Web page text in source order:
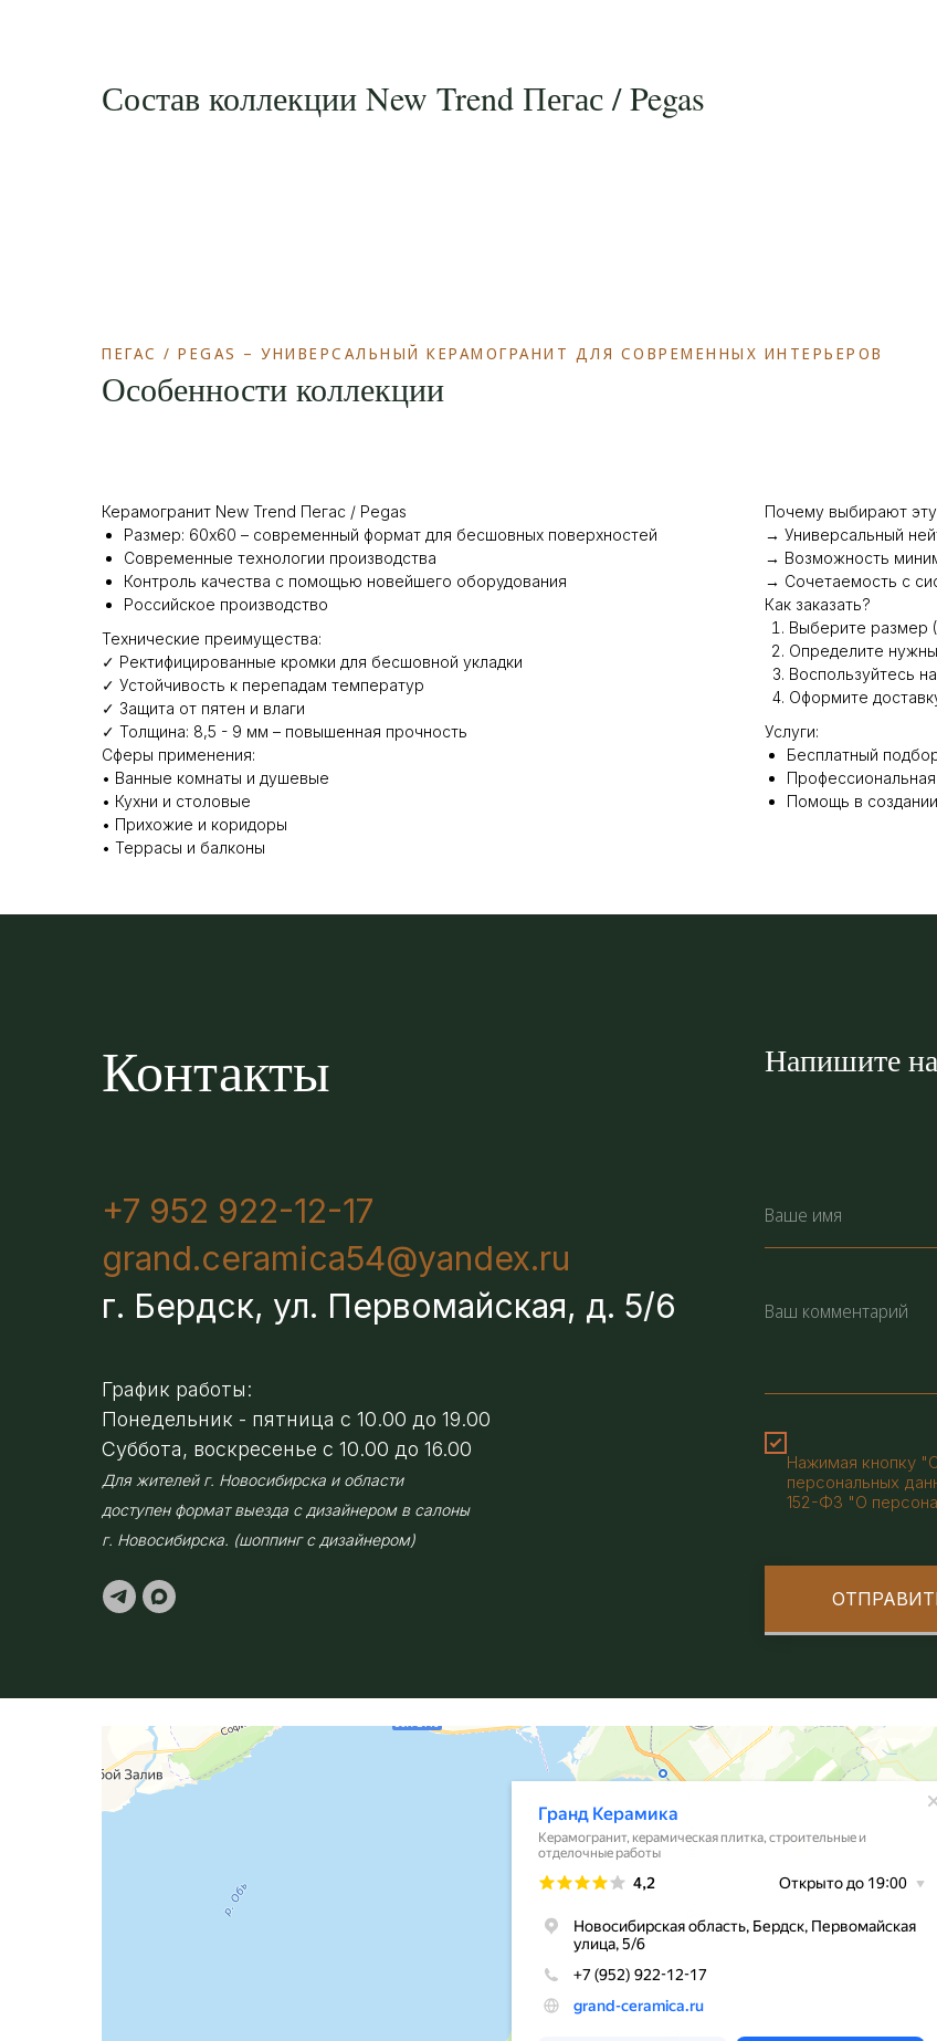
Состав коллекции New Trend Пегас / Pegas
ПЕГАС / PEGAS – УНИВЕРСАЛЬНЫЙ КЕРАМОГРАНИТ ДЛЯ СОВРЕМЕННЫХ ИНТЕРЬЕРОВ
Особенности коллекции
Керамогранит New Trend Пегас / Pegas
Размер: 60х60 – современный формат для бесшовных поверхностей
Современные технологии производства
Контроль качества с помощью новейшего оборудования
Российское производство
Технические преимущества:
✓ Ректифицированные кромки для бесшовной укладки
✓ Устойчивость к перепадам температур
✓ Защита от пятен и влаги
✓ Толщина: 8,5 - 9 мм – повышенная прочность
Сферы применения:
• Ванные комнаты и душевые
• Кухни и столовые
• Прихожие и коридоры
• Террасы и балконы
Почему выбирают
→ Универсальный
→ Возможность
→ Сочетаемость с
Как заказать?
Выберите размер
Определите
Воспользуйтесь
Оформите
Услуги:
Бесплатный
Профессиональная
Помощь в
Контакты Напишите
+7 952 922-12-17
grand.ceramica54@yandex.ru
г. Бердск, ул. Первомайская, д. 5/6
График работы:
Понедельник - пятница с 10.00 до 19.00
Суббота, воскресенье с 10.00 до 16.00
Для жителей г. Новосибирска и области
доступен формат выезда с дизайнером в салоны
г. Новосибирска. (шоппинг с дизайнером)
Нажимая кнопку
персональных
152-ФЗ "О